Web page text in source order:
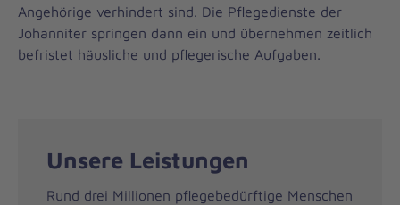
Angehörige verhindert sind. Die Pflegedienste der
Johanniter springen dann ein und übernehmen zeitlich
befristet häusliche und pflegerische Aufgaben.
Unsere Leistungen
Rund drei Millionen pflegebedürftige Menschen